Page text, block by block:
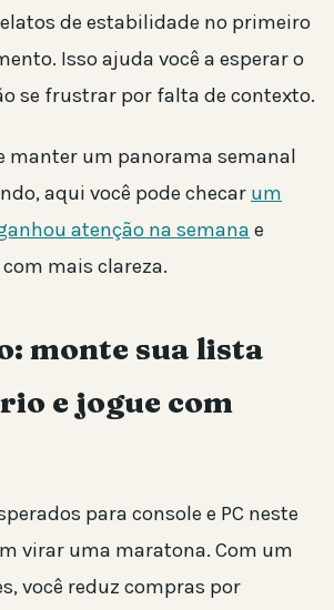
de estabilidade no primeiro
Isso ajuda você a esperar o
se frustrar por falta de contexto.
manter um panorama semanal
aqui você pode checar um
atenção na semana e
mais clareza.
monte sua lista
e jogue com
para console e PC neste
virar uma maratona. Com um
você reduz compras por